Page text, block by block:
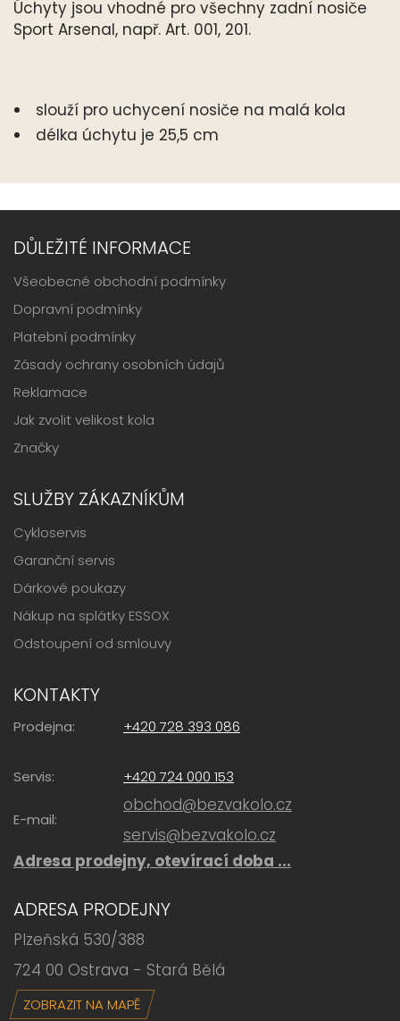
Úchyty jsou vhodné pro všechny zadní nosiče
Sport Arsenal, např. Art. 001, 201.
slouží pro uchycení nosiče na malá kola
délka úchytu je 25,5 cm
DŮLEŽITÉ INFORMACE
Všeobecné obchodní podmínky
Dopravní podmínky
Platební podmínky
Zásady ochrany osobních údajů
Reklamace
Jak zvolit velikost kola
Značky
SLUŽBY ZÁKAZNÍKŮM
Cykloservis
Garanční servis
Dárkové poukazy
Nákup na splátky ESSOX
Odstoupení od smlouvy
KONTAKTY
Prodejna: +420 728 393 086
Servis: +420 724 000 153
E-mail:
obchod@bezvakolo.cz
servis@bezvakolo.cz
Adresa prodejny, otevírací doba ...
ADRESA PRODEJNY
Plzeňská 530/388
724 00 Ostrava - Stará Bělá
ZOBRAZIT NA MAPĚ